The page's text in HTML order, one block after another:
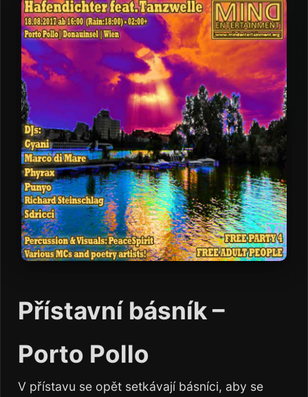
Přístavní básník –
Porto Pollo
V přístavu se opět setkávají básníci, aby se